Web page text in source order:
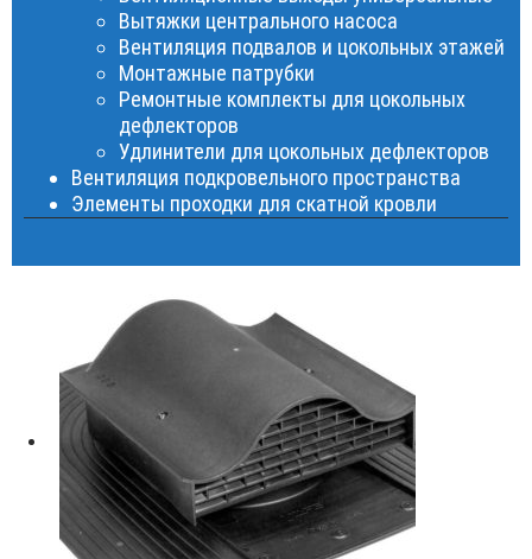
Вытяжки центрального насоса
Вентиляция подвалов и цокольных этажей
Монтажные патрубки
Ремонтные комплекты для цокольных
дефлекторов
Удлинители для цокольных дефлекторов
Вентиляция подкровельного пространства
Элементы проходки для скатной кровли